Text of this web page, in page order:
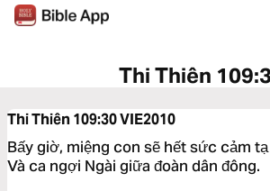
Thi Thiên
Thi Thiên 109:30VIE2010
Bấy giờ, miệng con sẽ hết sức cảm
Và ca ngợi Ngài giữa đoàn dân đông.